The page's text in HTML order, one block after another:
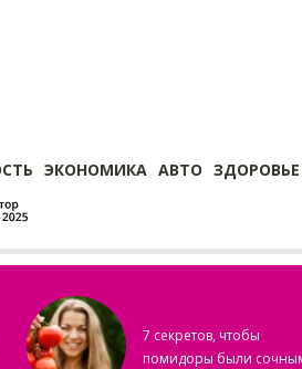
ЭКОНОМИКА АВТО ЗДОРОВЬЕ
7 секретов, чтобы
помидоры были